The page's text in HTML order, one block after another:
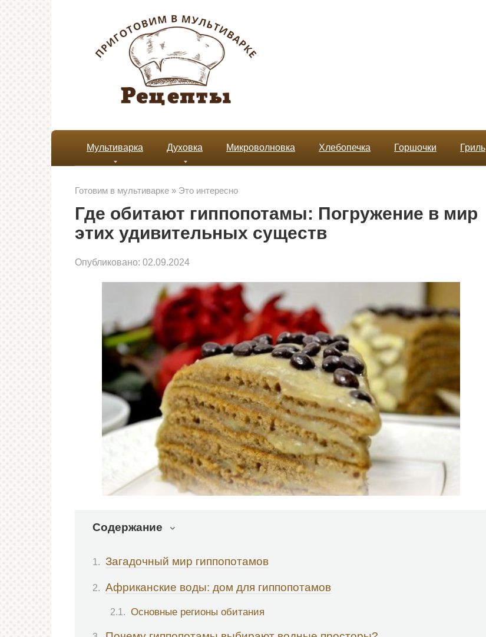
Мультиварка Духовка Микроволновка Хлебопечка Горшочки Гриль
Готовим в мультиварке » Это интересно
Где обитают гиппопотамы: Погружение в мир
этих удивительных существ
Опубликовано: 02.09.2024
Содержание
Загадочный мир гиппопотамов
Африканские воды: дом для гиппопотамов
Основные регионы обитания